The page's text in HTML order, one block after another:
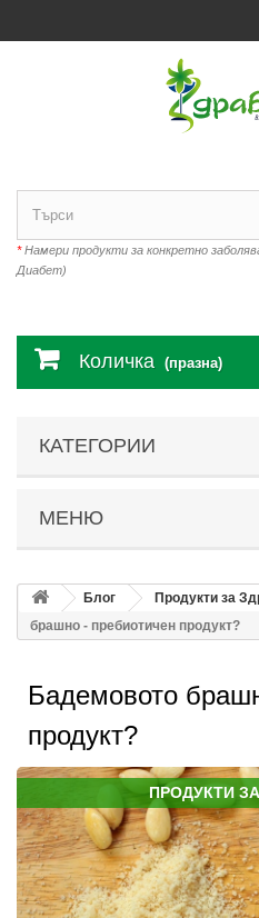
*Намери продукти за конкретно
Диабет)
Количка (празна)
КАТЕГОРИИ
МЕНЮ
Блог Продукти за
брашно - пребиотичен продукт?
Бадемовото
продукт?
ПРОДУКТИ